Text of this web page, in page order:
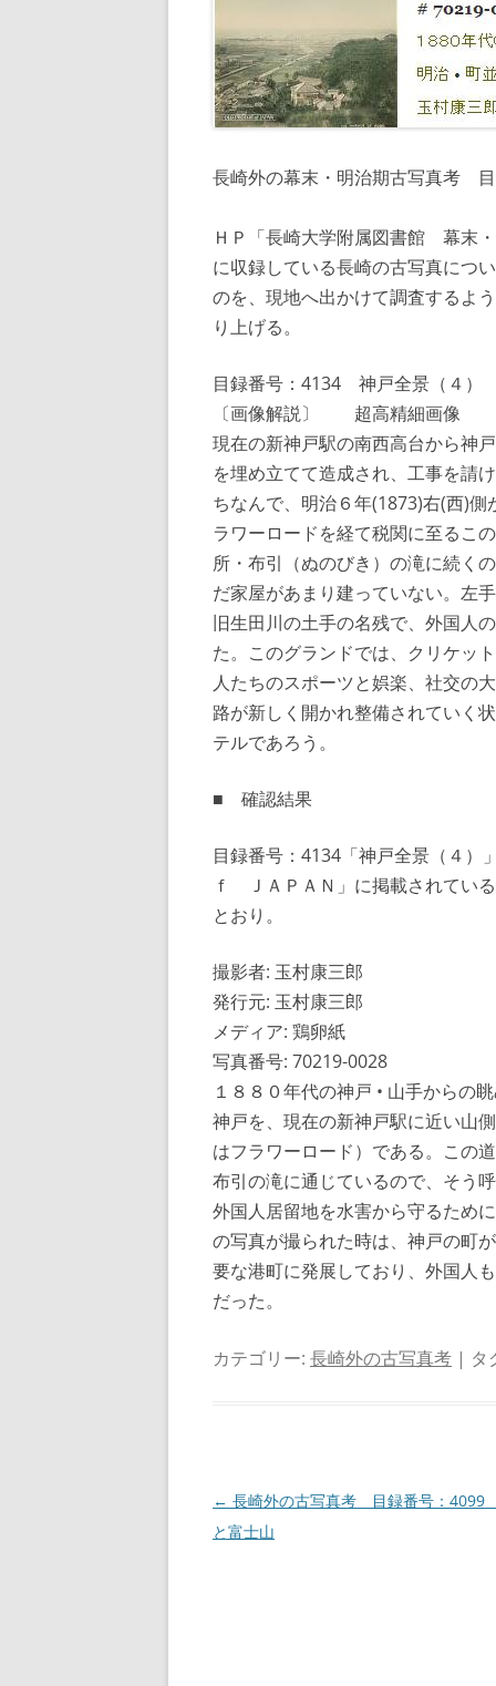
長崎外の幕末・明治期古写真考
ＨＰ「長崎大学附属図書館 幕末
に収録している長崎の古写真につ
のを、現地へ出かけて調査するよ
り上げる。
目録番号：4134 神戸全景（４）
〔画像解説〕 超高精細画像
現在の新神戸駅の南西高台から神
を埋め立てて造成され、工事を請
ちなんで、明治６年(1873)右(西)
ラワーロードを経て税関に至るこ
所・布引（ぬのびき）の滝に続く
だ家屋があまり建っていない。左
旧生田川の土手の名残で、外国人
た。このグランドでは、クリケッ
人たちのスポーツと娯楽、社交の
路が新しく開かれ整備されていく
テルであろう。
■ 確認結果
目録番号：4134「神戸全景（４
ｆ ＪＡＰＡＮ」に掲載されてい
とおり。
撮影者: 玉村康三郎
発行元: 玉村康三郎
メディア: 鶏卵紙
写真番号: 70219-0028
１８８０年代の神戸 • 山手からの
神戸を、現在の新神戸駅に近い山
はフラワーロード）である。この
布引の滝に通じているので、そう
外国人居留地を水害から守るため
の写真が撮られた時は、神戸の町
要な港町に発展しており、外国人
だった。
カテゴリー: 長崎外の古写真考 | タ
投
稿
← 長崎外の古写真考 目録番号：4099
と富士山